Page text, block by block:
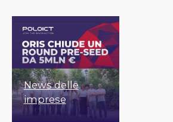
News delle
imprese